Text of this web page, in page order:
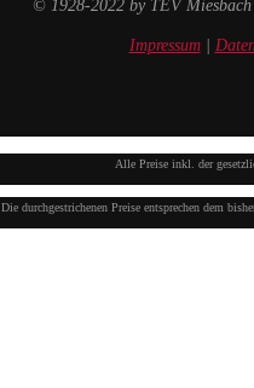
© 1928-2022 by TEV
Impressum|
Alle Preise inkl. der
Die durchgestrichenen Preise entsprechen dem